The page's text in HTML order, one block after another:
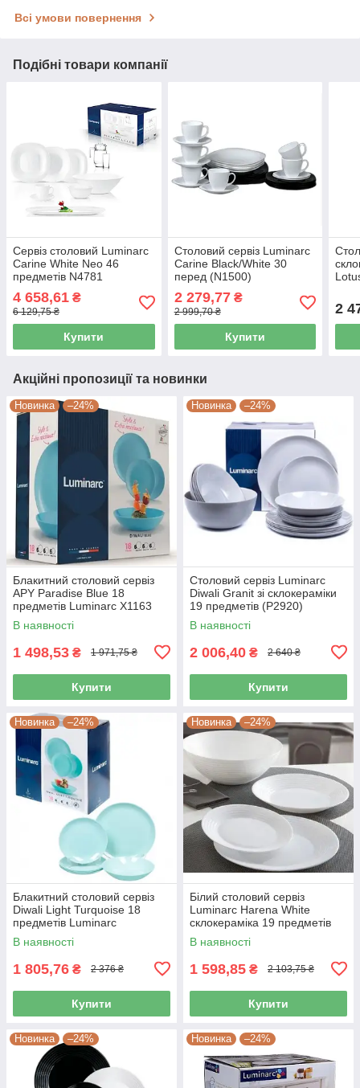
Всі умови повернення
Подібні товари компанії
Сервіз столовий Luminarc
Carine White Neo 46
предметів N4781
4 658,61 ₴
6 129,75 ₴
Купити
Столовий сервіз Luminarc
Carine Black/White 30
перед (N1500)
2 279,77₴
2 999,70 ₴
Купити
2
Акційні пропозиції та новинки
Новинка –24%
Блакитний столовий сервіз
APY Paradise Blue 18
предметів Luminarc X1163
В наявності
1 498,53 ₴ 1 971,75 ₴
Купити
Новинка –24%
Столовий сервіз Luminarc
Diwali Granit зі склокераміки
19 предметів (P2920)
В наявності
2 006,40 ₴ 2 640 ₴
Купити
Новинка –24%
Блакитний столовий сервіз
Diwali Light Turquoise 18
предметів Luminarc
склокераміка P2963
В наявності
1 805,76 ₴ 2 376 ₴
Купити
Новинка –24%
Білий столовий сервіз
Luminarc Harena White
склокераміка 19 предметів
(L3271)
В наявності
1 598,85 ₴ 2 103,75 ₴
Купити
Новинка –24% Новинка –24%